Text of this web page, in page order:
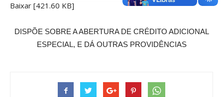
Baixar [421.60 KB]
DISPÕE SOBRE A ABERTURA DE CRÉDITO ADICIONAL
ESPECIAL, E DÁ OUTRAS PROVIDÊNCIAS